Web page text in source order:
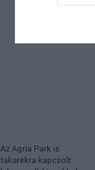
Az Agria Park is
takarékra kapcsolt: